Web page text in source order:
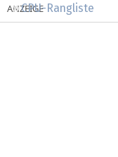
CPU-Rangliste